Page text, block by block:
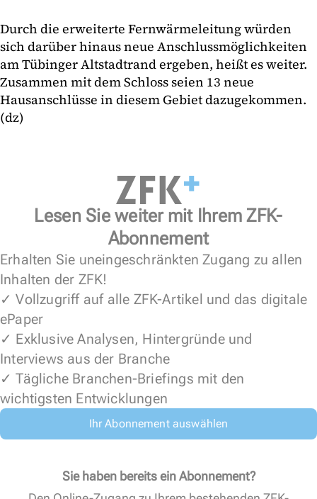
Durch die erweiterte Fernwärmeleitung würden
sich darüber hinaus neue Anschlussmöglichkeiten
am Tübinger Altstadtrand ergeben, heißt es weiter.
Zusammen mit dem Schloss seien 13 neue
Hausanschlüsse in diesem Gebiet dazugekommen.
(dz)
Lesen Sie weiter mit Ihrem ZFK-
Abonnement
Erhalten Sie uneingeschränkten Zugang zu allen
Inhalten der ZFK!
✓ Vollzugriff auf alle ZFK-Artikel und das digitale
ePaper
✓ Exklusive Analysen, Hintergründe und
Interviews aus der Branche
✓ Tägliche Branchen-Briefings mit den
wichtigsten Entwicklungen
Ihr Abonnement auswählen
Sie haben bereits ein Abonnement?